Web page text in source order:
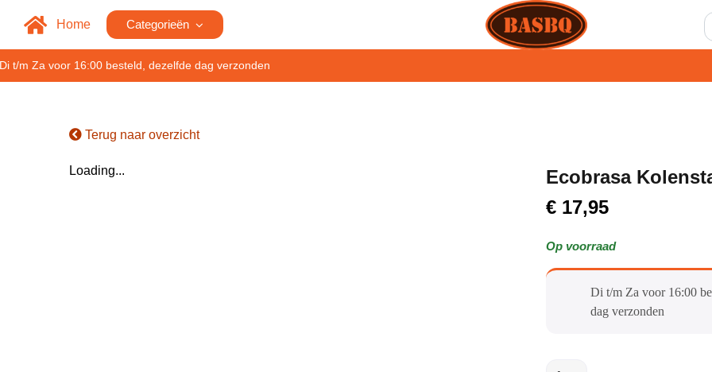
Home Categorieën
t/m Za voor 16:00 besteld, dezelfde dag verzonden
Terug naar overzicht
Loading...
Ecobrasa
€ 17,95
Op voorraad
Di t/m Za voor 16:00
dag verzonden​